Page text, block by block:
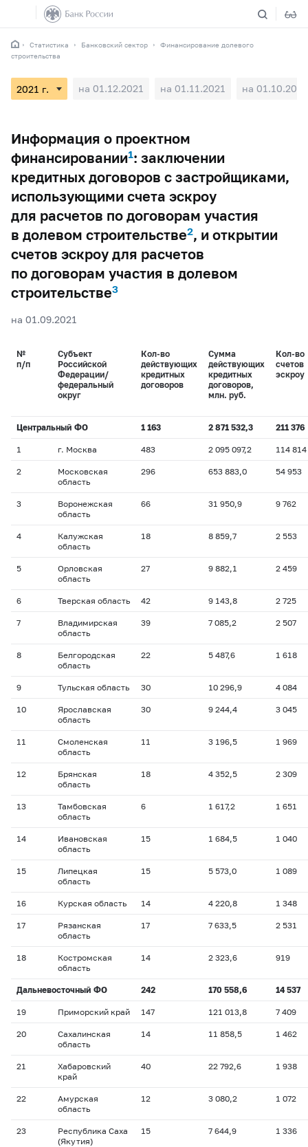
Статистика Банковский сектор
Финансирование долевого
строительства
на 01.12.2021 на 01.11.2021 на 01.10.2021
Информация о проектном
финансировании1: заключении
кредитных договоров с застройщиками,
использующими счета эскроу
для расчетов по договорам участия
в долевом строительстве2, и открытии
счетов эскроу для расчетов
по договорам участия в долевом
строительстве3
на 01.09.2021
№
п/п
Субъект
Российской
Федерации/
федеральный
округ
Кол-во
действующих
кредитных
договоров
Сумма
действующих
кредитных
договоров,
млн. руб.
Кол-во
счетов
эскроу
Центральный ФО 1 163 2 871 532,3 211 376
1 г. Москва 483 2 095 097,2 114 814
2
Московская
область
296 653 883,0 54 953
3
Воронежская
область
66 31 950,9 9 762
4
Калужская
область
18 8 859,7 2 553
5
Орловская
область
27 9 882,1 2 459
6 Тверская область 42 9 143,8 2 725
7
Владимирская
область
39 7 085,2 2 507
8
Белгородская
область
22 5 487,6 1 618
9 Тульская область 30 10 296,9 4 084
10
Ярославская
область
30 9 244,4 3 045
11
Смоленская
область
11 3 196,5 1 969
12
Брянская
область
18 4 352,5 2 309
13
Тамбовская
область
6 1 617,2 1 651
14
Ивановская
область
15 1 684,5 1 040
15
Липецкая
область
15 5 573,0 1 089
16 Курская область 14 4 220,8 1 348
17
Рязанская
область
17 7 633,5 2 531
18
Костромская
область
14 2 323,6 919
Дальневосточный ФО 242 170 558,6 14 537
19 Приморский край 147 121 013,8 7 409
20
Сахалинская
область
14 11 858,5 1 462
21
Хабаровский
край
40 22 792,6 1 938
22
Амурская
область
12 3 080,2 1 072
23
Республика Саха
(Якутия)
15 7 644,9 1 336